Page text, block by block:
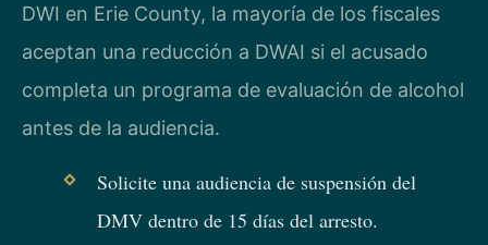
DWI en Erie County, la mayoría de los fiscales
aceptan una reducción a DWAI si el acusado
completa un programa de evaluación de alcohol
antes de la audiencia.
Solicite una audiencia de suspensión del
DMV dentro de 15 días del arresto.